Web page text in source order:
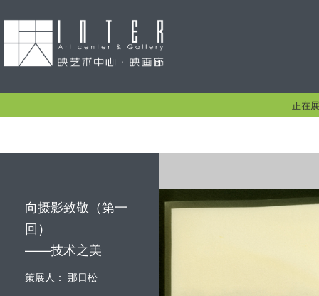
正在
向摄影致敬（第一
回）
——技术之美
策展人： 那日松